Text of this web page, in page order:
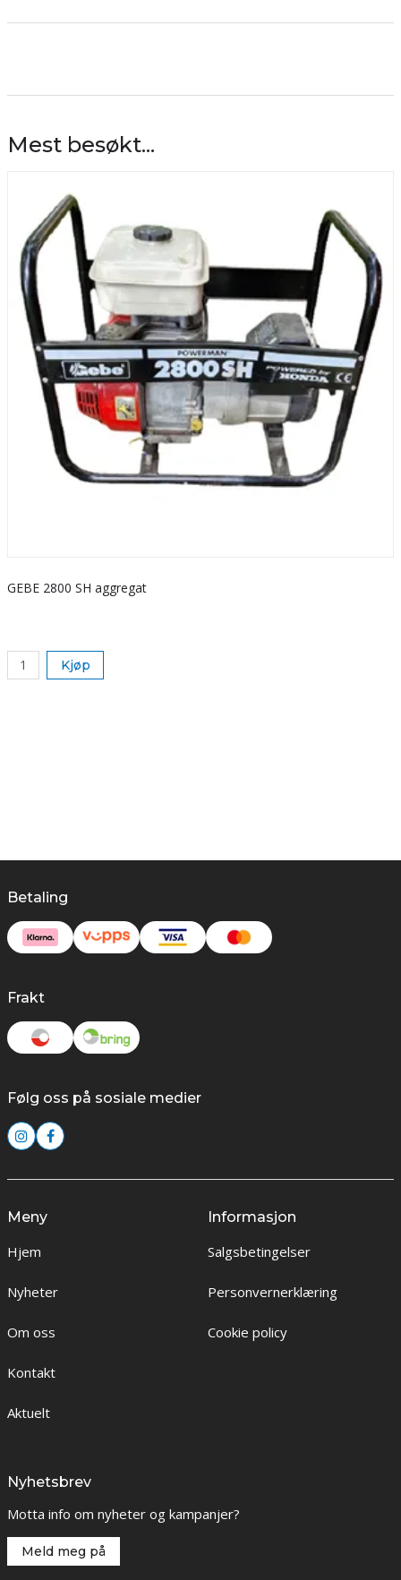
Mest besøkt...
GEBE 2800 SH aggregat
Kjøp
Betaling
Frakt
Følg oss på sosiale medier
Meny
Hjem
Nyheter
Om oss
Kontakt
Aktuelt
Informasjon
Salgsbetingelser
Personvernerklæring
Cookie policy
Nyhetsbrev
Motta info om nyheter og kampanjer?
Meld meg på